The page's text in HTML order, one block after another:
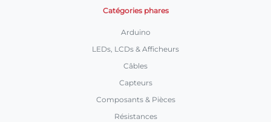
Catégories phares
Arduino
LEDs, LCDs & Afficheurs
Câbles
Capteurs
Composants & Pièces
Résistances